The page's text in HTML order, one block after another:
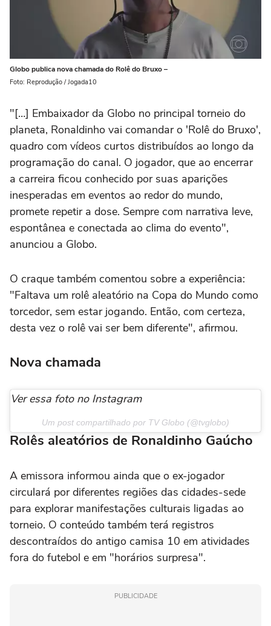
Globo publica nova chamada do Rolê do Bruxo –
Foto: Reprodução / Jogada10
"[…] Embaixador da Globo no principal torneio do
planeta, Ronaldinho vai comandar o 'Rolê do Bruxo',
quadro com vídeos curtos distribuídos ao longo da
programação do canal. O jogador, que ao encerrar
a carreira ficou conhecido por suas aparições
inesperadas em eventos ao redor do mundo,
promete repetir a dose. Sempre com narrativa leve,
espontânea e conectada ao clima do evento",
anunciou a Globo.
O craque também comentou sobre a experiência:
"Faltava um rolê aleatório na Copa do Mundo como
torcedor, sem estar jogando. Então, com certeza,
desta vez o rolê vai ser bem diferente", afirmou.
Nova chamada
Ver essa foto no Instagram
Um post compartilhado por TV Globo (@tvglobo)
Rolês aleatórios de Ronaldinho Gaúcho
A emissora informou ainda que o ex-jogador
circulará por diferentes regiões das cidades-sede
para explorar manifestações culturais ligadas ao
torneio. O conteúdo também terá registros
descontraídos do antigo camisa 10 em atividades
fora do futebol e em "horários surpresa".
PUBLICIDADE